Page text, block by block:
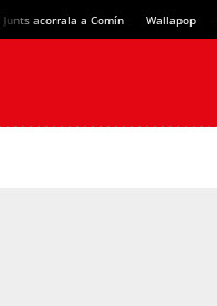
Junts acorrala a Comín Wallapop